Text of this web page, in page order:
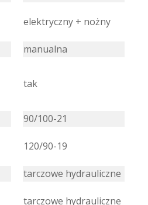
elektryczny + nożny
manualna
tak
90/100-21
120/90-19
tarczowe hydrauliczne
tarczowe hydrauliczne